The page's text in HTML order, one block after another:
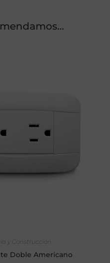
y Construcción
Doble Americano